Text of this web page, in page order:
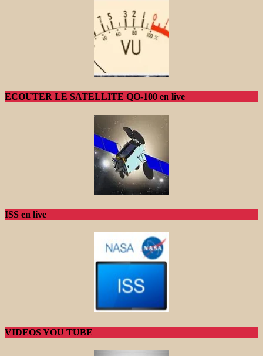
ECOUTER LE SATELLITE QO-100 en live
ISS en live
VIDEOS YOU TUBE